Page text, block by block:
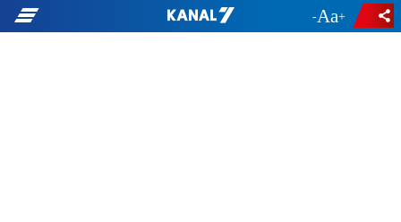
- +